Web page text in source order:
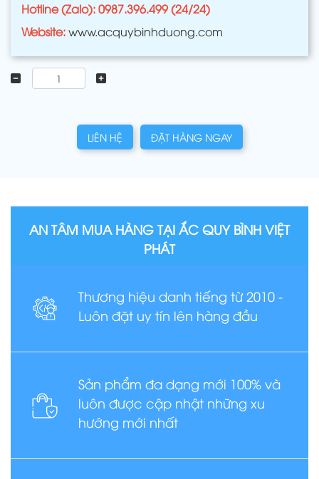
Hotline (Zalo): 0987.396.499 (24/24)
Website:www.acquybinhduong.com
LIÊN HỆ ĐẶT HÀNG NGAY
AN TÂM MUA HÀNG TẠI ẮC QUY BÌNH VIỆT
PHÁT
Thương hiệu danh tiếng từ 2010 -
Luôn đặt uy tín lên hàng đầu
Sản phẩm đa dạng mới 100% và
luôn được cập nhật những xu
hướng mới nhất